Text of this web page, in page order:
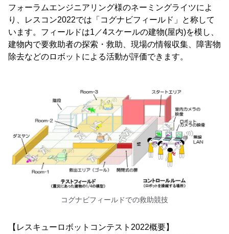
フォーラムエンジニアリング様のネーミングライツによ
り、レスコン2022では「コグナビフィールド」と称して
います。フィールドは1／4スケールの建物(屋内)を模し、
建物内で要救助者の探索・救助、現場の情報収集、障害物
除去などのロボットによる活動が評価できます。
コグナビフィールドでの救助競技
【レスキューロボットコンテスト2022概要】